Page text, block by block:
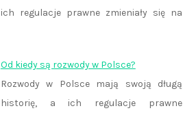
ich regulacje prawne zmieniały się na
Od kiedy są rozwody w Polsce?
Rozwody w Polsce mają swoją długą
historię, a ich regulacje prawne